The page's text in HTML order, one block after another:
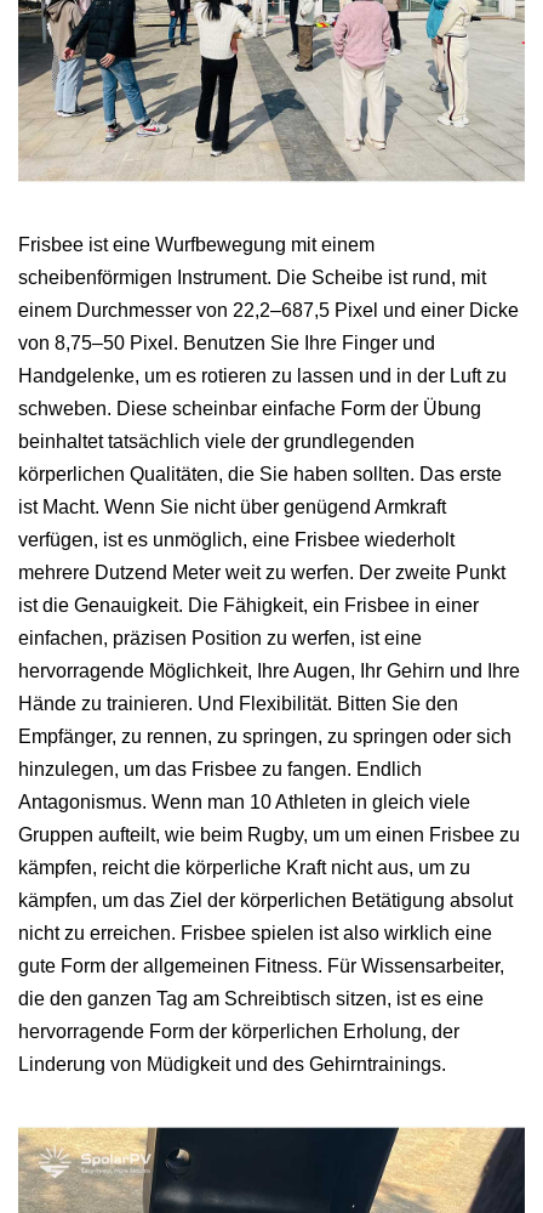
Frisbee ist eine Wurfbewegung mit einem
scheibenförmigen Instrument. Die Scheibe ist rund, mit
einem Durchmesser von 22,2–687,5 Pixel und einer Dicke
von 8,75–50 Pixel. Benutzen Sie Ihre Finger und
Handgelenke, um es rotieren zu lassen und in der Luft zu
schweben. Diese scheinbar einfache Form der Übung
beinhaltet tatsächlich viele der grundlegenden
körperlichen Qualitäten, die Sie haben sollten. Das erste
ist Macht. Wenn Sie nicht über genügend Armkraft
verfügen, ist es unmöglich, eine Frisbee wiederholt
mehrere Dutzend Meter weit zu werfen. Der zweite Punkt
ist die Genauigkeit. Die Fähigkeit, ein Frisbee in einer
einfachen, präzisen Position zu werfen, ist eine
hervorragende Möglichkeit, Ihre Augen, Ihr Gehirn und Ihre
Hände zu trainieren. Und Flexibilität. Bitten Sie den
Empfänger, zu rennen, zu springen, zu springen oder sich
hinzulegen, um das Frisbee zu fangen. Endlich
Antagonismus. Wenn man 10 Athleten in gleich viele
Gruppen aufteilt, wie beim Rugby, um um einen Frisbee zu
kämpfen, reicht die körperliche Kraft nicht aus, um zu
kämpfen, um das Ziel der körperlichen Betätigung absolut
nicht zu erreichen. Frisbee spielen ist also wirklich eine
gute Form der allgemeinen Fitness. Für Wissensarbeiter,
die den ganzen Tag am Schreibtisch sitzen, ist es eine
hervorragende Form der körperlichen Erholung, der
Linderung von Müdigkeit und des Gehirntrainings.